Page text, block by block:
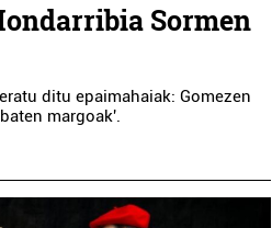
Sormen
ditu epaimahaiak: Gomezen
margoak'.